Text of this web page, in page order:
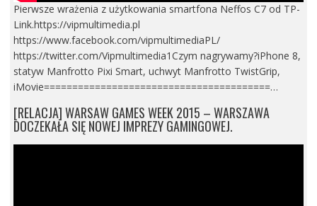
Pierwsze wrażenia z użytkowania smartfona Neffos C7 od TP-
Link.https://vipmultimedia.pl
https://www.facebook.com/vipmultimediaPL/
https://twitter.com/Vipmultimedia1Czym nagrywamy?iPhone 8,
statyw Manfrotto Pixi Smart, uchwyt Manfrotto TwistGrip,
iMovie========================================…
[RELACJA] WARSAW GAMES WEEK 2015 – WARSZAWA
DOCZEKAŁA SIĘ NOWEJ IMPREZY GAMINGOWEJ.